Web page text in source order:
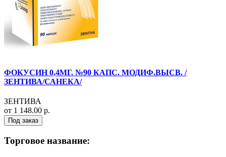
ФОКУСИН 0,4МГ. №90 КАПС. МОДИФ.ВЫСВ. /
ЗЕНТИВА/САНЕКА/
ЗЕНТИВА
от 1 148.00 р.
Под заказ
Торговое название: